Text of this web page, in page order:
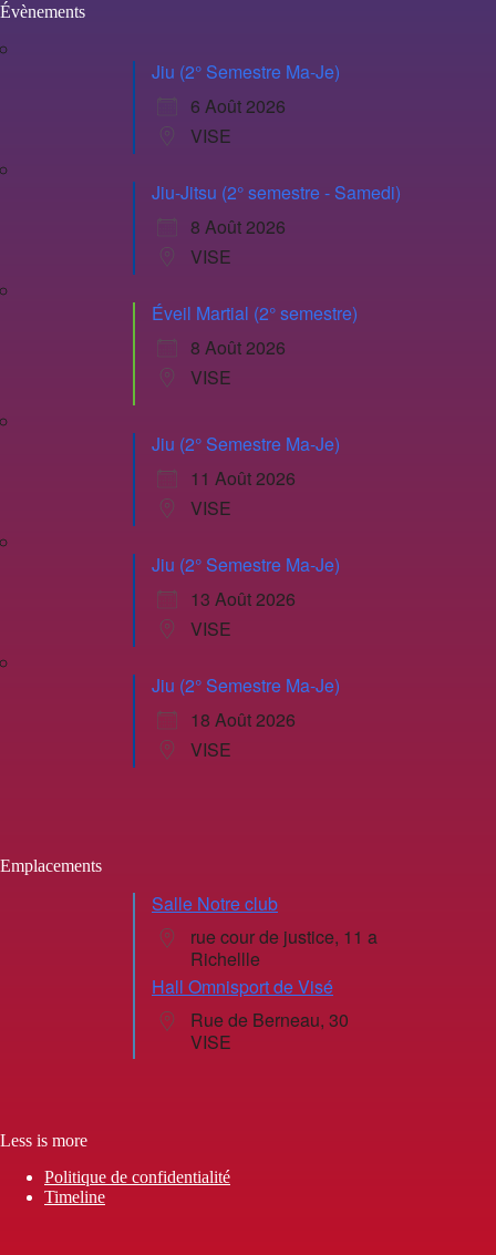
Évènements
Jiu (2° Semestre Ma-Je)
6 Août 2026
VISE
Jiu-Jitsu (2° semestre - Samedi)
8 Août 2026
VISE
Éveil Martial (2° semestre)
8 Août 2026
VISE
Jiu (2° Semestre Ma-Je)
11 Août 2026
VISE
Jiu (2° Semestre Ma-Je)
13 Août 2026
VISE
Jiu (2° Semestre Ma-Je)
18 Août 2026
VISE
Emplacements
Salle Notre club
rue cour de justice, 11 a
Richellle
Hall Omnisport de Visé
Rue de Berneau, 30
VISE
Less is more
Politique de confidentialité
Timeline